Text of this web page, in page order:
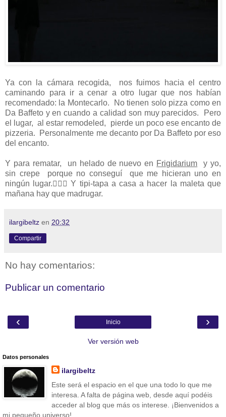
Ya con la cámara recogida, nos fuimos hacia el centro
caminando para ir a cenar a otro lugar que nos habían
recomendado: la Montecarlo. No tienen solo pizza como en
Da Baffeto y en cuando a calidad son muy parecidos. Pero
el lugar, al estar remodeled, pierde un poco ese encanto de
pizzeria. Personalmente me decanto por Da Baffeto por eso
del encanto.
Y para rematar, un helado de nuevo en Frigidarium y yo,
sin crepe porque no conseguí que me hicieran uno en
ningún lugar. Y tipi-tapa a casa a hacer la maleta que
mañana hay que madrugar.
ilargibeltz en 20:32
Compartir
No hay comentarios:
Publicar un comentario
‹ ›
Inicio
Ver versión web
Datos personales
ilargibeltz
Este será el espacio en el que una todo lo que me
interesa. A falta de página web, desde aquí podéis
acceder al blog que más os interese. ¡Bienvenidos a
mi pequeño universo!